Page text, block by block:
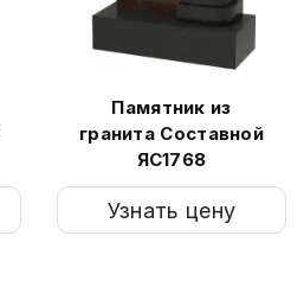
Памятник из
гранита Составной
ЯС1768
Узнать цену